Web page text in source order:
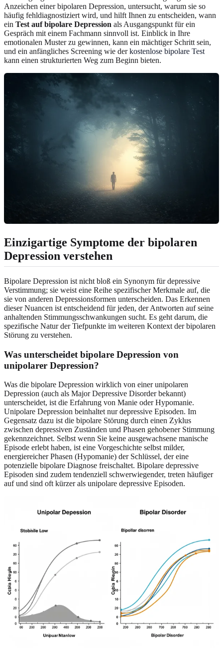
Anzeichen einer bipolaren Depression, untersucht, warum sie so
häufig fehldiagnostiziert wird, und hilft Ihnen zu entscheiden, wann
ein Test auf bipolare Depression als Ausgangspunkt für ein
Gespräch mit einem Fachmann sinnvoll ist. Einblick in Ihre
emotionalen Muster zu gewinnen, kann ein mächtiger Schritt sein,
und ein anfängliches Screening wie derkostenlose bipolare Test
kann einen strukturierten Weg zum Beginn bieten.
Einzigartige Symptome der bipolaren
Depression verstehen
Bipolare Depression ist nicht bloß ein Synonym für depressive
Verstimmung; sie weist eine Reihe spezifischer Merkmale auf, die
sie von anderen Depressionsformen unterscheiden. Das Erkennen
dieser Nuancen ist entscheidend für jeden, der Antworten auf seine
anhaltenden Stimmungsschwankungen sucht. Es geht darum, die
spezifische Natur der Tiefpunkte im weiteren Kontext der bipolaren
Störung zu verstehen.
Was unterscheidet bipolare Depression von
unipolarer Depression?
Was die bipolare Depression wirklich von einer unipolaren
Depression (auch als Major Depressive Disorder bekannt)
unterscheidet, ist die Erfahrung von Manie oder Hypomanie.
Unipolare Depression beinhaltet nur depressive Episoden. Im
Gegensatz dazu ist die bipolare Störung durch einen Zyklus
zwischen depressiven Zuständen und Phasen gehobener Stimmung
gekennzeichnet. Selbst wenn Sie keine ausgewachsene manische
Episode erlebt haben, ist eine Vorgeschichte selbst milder,
energiereicher Phasen (Hypomanie) der Schlüssel, der eine
potenzielle bipolare Diagnose freischaltet. Bipolare depressive
Episoden sind zudem tendenziell schwerwiegender, treten häufiger
auf und sind oft kürzer als unipolare depressive Episoden.